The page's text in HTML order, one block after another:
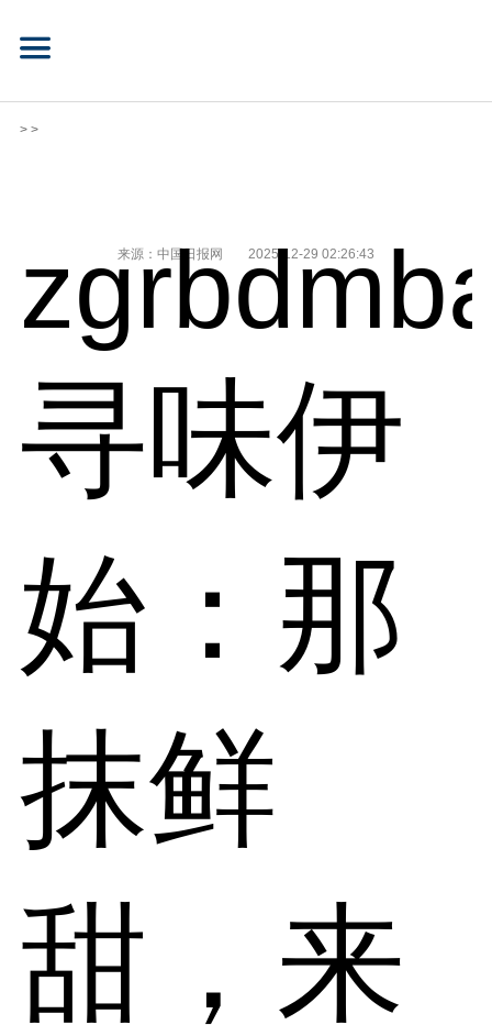
> >
来源：中国日报网 2025-12-29 02:26:43
寻味伊
始：那
抹鲜
甜，来